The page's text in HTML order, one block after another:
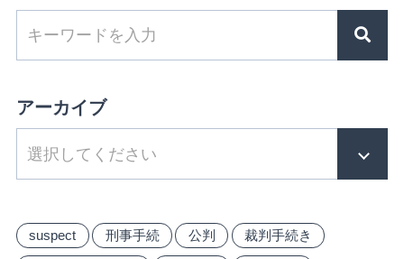
アーカイブ
suspect 刑事手続 公判 裁判手続き